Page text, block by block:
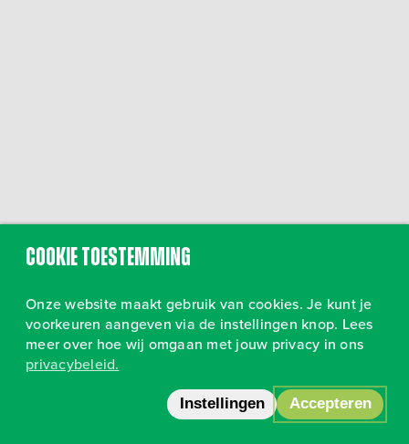
Volg ons op Instagram•Privacy
Cookie toestemming
Onze website maakt gebruik van cookies. Je kunt je
voorkeuren aangeven via de instellingen knop. Lees
meer over hoe wij omgaan met jouw privacy in ons
privacybeleid.
Instellingen Accepteren